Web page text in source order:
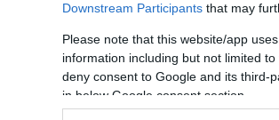
Downstream Participants that may
Please note that this website/app
information including but not limited
deny consent to Google and its third-
in below Google consent section.